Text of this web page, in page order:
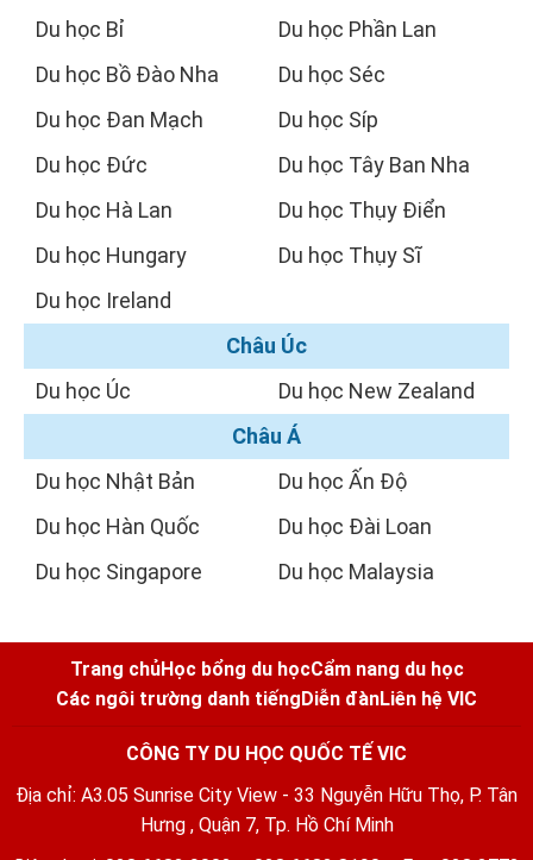
Du học Bỉ
Du học Bồ Đào Nha
Du học Đan Mạch
Du học Đức
Du học Hà Lan
Du học Hungary
Du học Ireland
Du học Phần Lan
Du học Séc
Du học Síp
Du học Tây Ban Nha
Du học Thụy Điển
Du học Thụy Sĩ
Châu Úc
Du học Úc
Du học New Zealand
Châu Á
Du học Nhật Bản
Du học Hàn Quốc
Du học Singapore
Du học Ấn Độ
Du học Đài Loan
Du học Malaysia
Trang chủHọc bổng du họcCẩm nang du học
Các ngôi trường danh tiếngDiễn đànLiên hệ VIC
CÔNG TY DU HỌC QUỐC TẾ VIC
Địa chỉ: A3.05 Sunrise City View - 33 Nguyễn Hữu Thọ, P. Tân
Hưng , Quận 7, Tp. Hồ Chí Minh